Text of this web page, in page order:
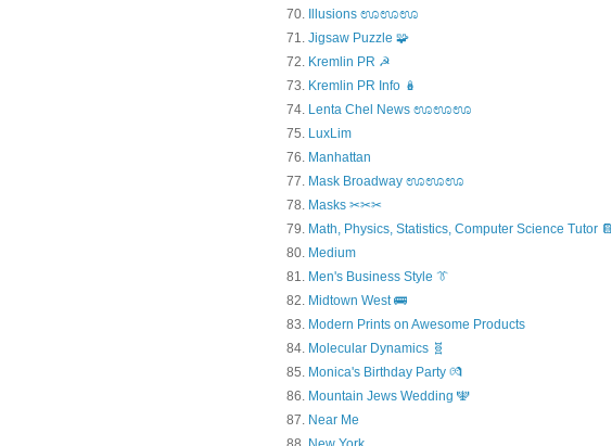
Illusions ಊಊಊ
Jigsaw Puzzle 🧩
Kremlin PR ☭
Kremlin PR Info 🪆
Lenta Chel News ಊಊಊ
LuxLim
Manhattan
Mask Broadway ಊಊಊ
Masks ✂✂✂
Math, Physics, Statistics, Computer Science Tutor 📔
Medium
Men's Business Style 👔
Midtown West 🚌
Modern Prints on Awesome Products
Molecular Dynamics 🧬
Monica's Birthday Party 💏
Mountain Jews Wedding 🕎
Near Me